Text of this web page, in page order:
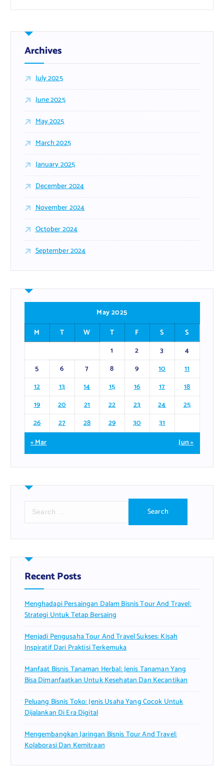
Archives
July 2025
June 2025
May 2025
March 2025
January 2025
December 2024
November 2024
October 2024
September 2024
May 2025
M
T W T F S
S
1
2 3
4
5
6 7 8 9 10
11
12
13 14 15 16 17
18
19
20 21 22 23 24
25
26
27 28 29 30
31
« Mar
Jun »
r
h
f
o
:
Recent Posts
Menghadapi Persaingan Dalam Bisnis Tour And Travel:
Strategi Untuk Tetap Bersaing
Menjadi Pengusaha Tour And Travel Sukses: Kisah
Inspiratif Dari Praktisi Terkemuka
Manfaat Bisnis Tanaman Herbal: Jenis Tanaman Yang
Bisa Dimanfaatkan Untuk Kesehatan Dan Kecantikan
Peluang Bisnis Toko: Jenis Usaha Yang Cocok Untuk
Dijalankan Di Era Digital
Mengembangkan Jaringan Bisnis Tour And Travel:
Kolaborasi Dan Kemitraan